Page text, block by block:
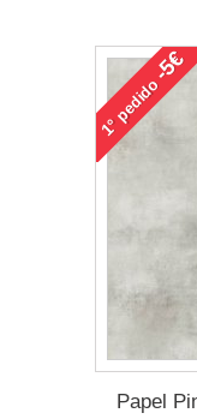
1°
pedido
-5€
Papel